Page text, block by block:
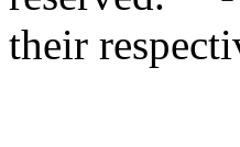
their